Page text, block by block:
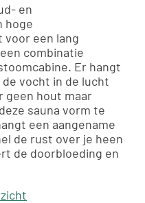
en
hoge
een lang
combinatie
Er hangt
vocht in de lucht
geen hout maar
sauna vorm te
een aangename
de rust over je heen
de doorbloeding en